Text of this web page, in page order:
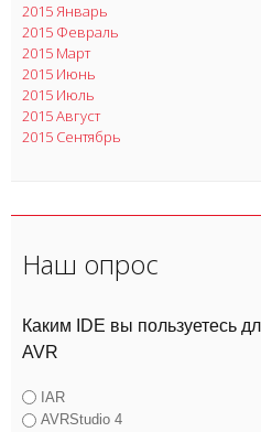
2015 Январь
2015 Февраль
2015 Март
2015 Июнь
2015 Июль
2015 Август
2015 Сентябрь
Наш опрос
Каким IDE вы пользуетесь
AVR
IAR
AVRStudio 4